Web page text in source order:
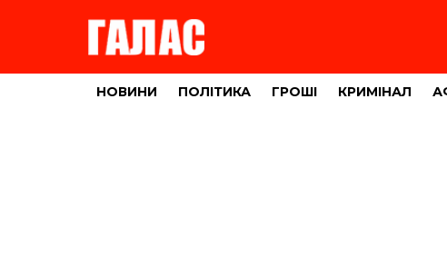
НОВИНИ ПОЛІТИКА ГРОШІ КРИМІНАЛ